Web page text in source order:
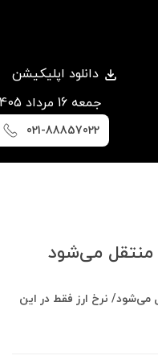
دانلود اپلیکیشن
جمعه 16 مرداد 1405
021-88857022
منتقل می‌شود
می‌شود/ نرخ ارز فقط در این